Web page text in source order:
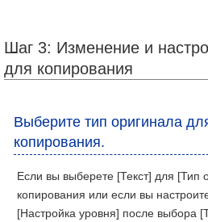
Шаг 3: Изменение и
для копирования
Выберите тип оригинала
копирования.
Если вы выберете [Текст] для [Тип
копирования или если вы
[Настройка уровня] после выбора